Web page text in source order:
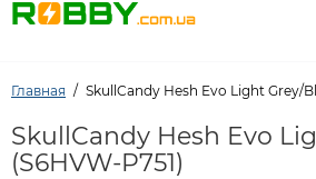
Главная SkullCandy Hesh Evo Light Grey/
SkullCandy Hesh Evo
(S6HVW-P751)